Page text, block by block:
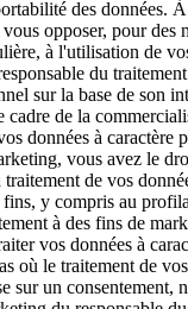
des données.
opposer, pour des
à l'utilisation de
du
sur la base de son
cadre de la
données à caractère
vous avez le
de vos
fins, y compris au
à des fins de
vos données à
où le traitement de
sur un consentement,